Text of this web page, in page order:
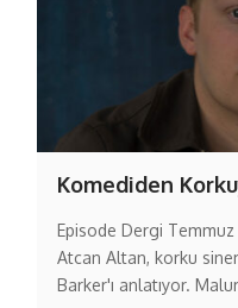
Komediden
Episode Dergi Temmuz
Atcan Altan, korku
Barker'ı anlatıyor.